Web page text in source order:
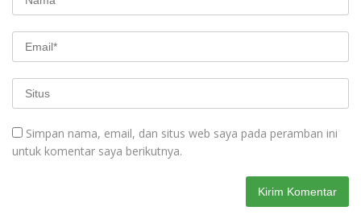
Simpan nama, email, dan situs web saya pada peramban ini
untuk komentar saya berikutnya.